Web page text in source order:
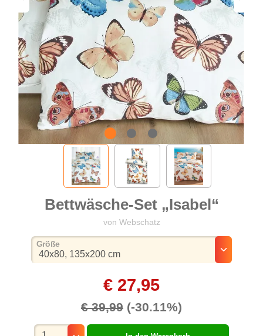
Bettwäsche-Set „Isabel“
von Webschatz
€ 27,95
€ 39,99 (-30.11%)
Größeauswählen
Mengenauswahl